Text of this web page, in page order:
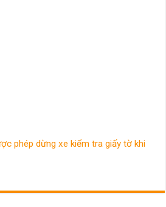
phép dừng xe kiểm tra giấy tờ khi